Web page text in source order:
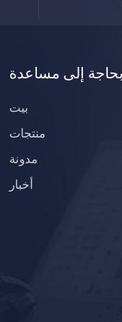
بحاجة إلى مساعدة
بيت
منتجات
مدونة
أخبار